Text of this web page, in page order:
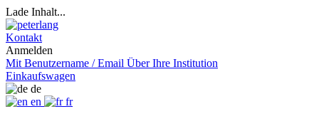
Lade Inhalt...
Kontakt
Anmelden
Mit Benutzername / Email Über Ihre Institution
Einkaufswagen
de
en
fr